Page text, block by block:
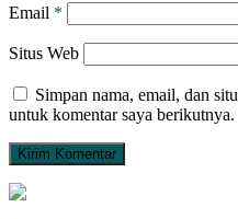
Email *
Situs Web
Simpan nama, email, dan
untuk komentar saya berikutnya.